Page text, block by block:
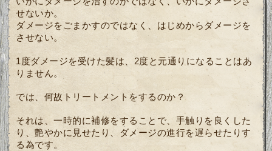
せないか。
ダメージをごまかすのではなく、はじめからダメージを
させない。
1度ダメージを受けた髪は、2度と元通りになることはあ
りません。
では、何故トリートメントをするのか？
それは、一時的に補修をすることで、手触りを良くした
り、艶やかに見せたり、ダメージの進行を遅らせたりす
る為です。